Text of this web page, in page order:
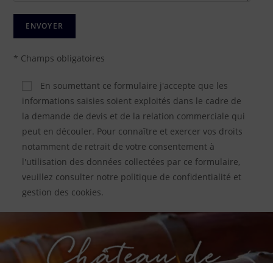
* Champs obligatoires
En soumettant ce formulaire j'accepte que les
informations saisies soient exploités dans le cadre de
la demande de devis et de la relation commerciale qui
peut en découler. Pour connaître et exercer vos droits
notamment de retrait de votre consentement à
l'utilisation des données collectées par ce formulaire,
veuillez consulter notre politique de confidentialité et
gestion des cookies.